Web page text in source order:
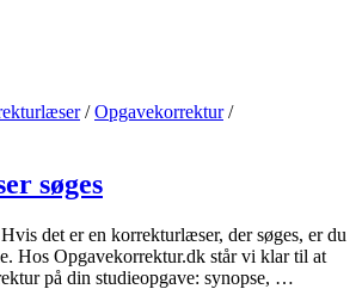
/Opgavekorrektur/
søges
det er en korrekturlæser, der søges, er du
Hos Opgavekorrektur.dk står vi klar til at
på din studieopgave: synopse, …